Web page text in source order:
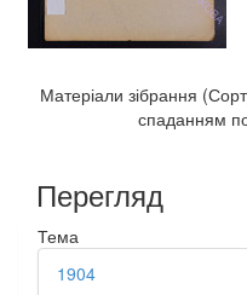
Матеріали зібрання
спаданням
Перегляд
Тема
1904